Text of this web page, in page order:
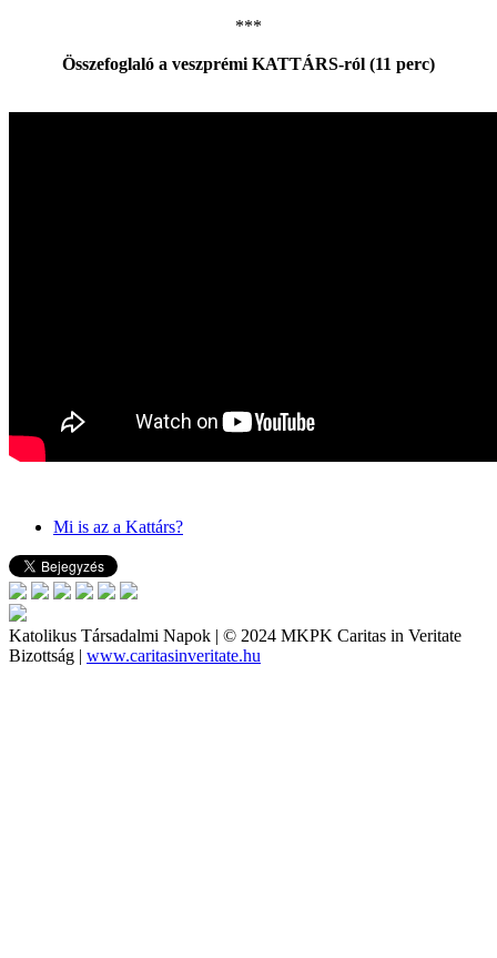
***
Összefoglaló a veszprémi KATTÁRS-ról (11 perc)
Mi is az a Kattárs?
Katolikus Társadalmi Napok | © 2024 MKPK Caritas in Veritate
Bizottság | www.caritasinveritate.hu